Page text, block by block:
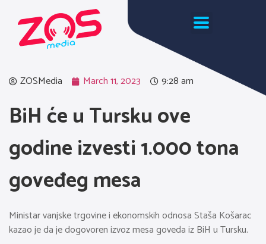
ZOSMedia March 11, 2023 9:28 am
BiH će u Tursku ove
godine izvesti 1.000 tona
goveđeg mesa
Ministar vanjske trgovine i ekonomskih odnosa Staša Košarac
kazao je da je dogovoren izvoz mesa goveda iz BiH u Tursku.